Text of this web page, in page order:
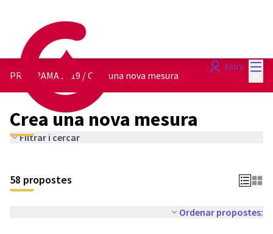
Entra
PROGRAMA 2019 /Crea una nova mesura
Crea una nova mesura
Filtrar i cercar
58 propostes
Ordenar propostes: